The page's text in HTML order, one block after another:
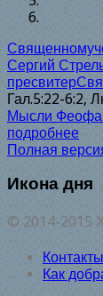
Сергий
пресвитер
Гал.5:22-6:2,
Мысли
подробнее
Полная
Икона дня
© 2014-2015
Контакты
Как